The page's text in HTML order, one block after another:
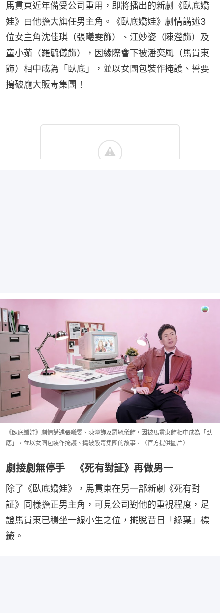
馬貫東近年備受公司重用，即將播出的新劇《臥底嬌
娃》由他擔大旗任男主角。《臥底嬌娃》劇情講述3
位女主角沈佳琪（張曦雯飾）、江妙姿（陳瀅飾）及
童小茹（羅毓儀飾），因緣際會下被潘奕風（馬貫東
飾）相中成為「臥底」，並以女團包裝作掩護、誓要
搗破龐大販毒集團！
《臥底嬌娃》劇情講述張曦雯、陳瀅飾及羅毓儀飾，因被馬貫東飾相中成為「臥
底」，並以女團包裝作掩護、搗破販毒集團的故事。（官方提供圖片）
劇接劇無停手 《死有對証》再做男一
除了《臥底嬌娃》，馬貫東在另一部新劇《死有對
証》同樣擔正男主角，可見公司對他的重視程度，足
證馬貫東已穩坐一線小生之位，擺脫昔日「綠葉」標
籤。